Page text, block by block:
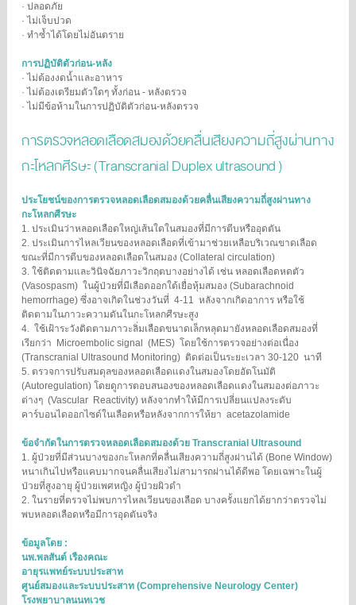
· ปลอดภัย
· ไม่เจ็บปวด
· ทำซ้ำได้โดยไม่อันตราย
การปฏิบัติตัวก่อน-หลัง
· ไม่ต้องงดน้ำและอาหาร
· ไม่ต้องเตรียมตัวใดๆ ทั้งก่อน - หลังตรวจ
· ไม่มีข้อห้ามในการปฏิบัติตัวก่อน-หลังตรวจ
การตรวจหลอดเลือดสมองด้วยคลื่นเสียงความถี่สูงผ่านทาง
กะโหลกศีรษะ ( Transcranial Duplex ultrasound )
ประโยชน์ของการตรวจหลอดเลือดสมองด้วยคลื่นเสียงความถี่สูงผ่านทาง
กะโหลกศีรษะ
1. ประเมินว่าหลอดเลือดใหญ่เส้นใดในสมองที่มีการตีบหรืออุดตัน
2. ประเมินการไหลเวียนของหลอดเลือดที่เข้ามาช่วยเหลือบริเวณขาดเลือด
ขณะที่มีการตีบของหลอดเลือดในสมอง (Collateral circulation)
3. ใช้ติดตามและวินิจฉัยภาวะวิกฤตบางอย่างได้ เช่น หลอดเลือดหดตัว
(Vasospasm) ในผู้ป่วยที่มีเลือดออกใต้เยื่อหุ้มสมอง (Subarachnoid
hemorrhage) ซึ่งอาจเกิดในช่วงวันที่ 4-11 หลังจากเกิดอาการ หรือใช้
ติดตามในภาวะความดันในกะโหลกศีรษะสูง
4. ใช้เฝ้าระวังติดตามภาวะลิ่มเลือดขนาดเล็กหลุดมายังหลอดเลือดสมองที่
เรียกว่า Microembolic signal (MES) โดยใช้การตรวจอย่างต่อเนื่อง
(Transcranial Ultrasound Monitoring) ติดต่อเป็นระยะเวลา 30-120 นาที
5. ตรวจการปรับสมดุลของหลอดเลือดแดงในสมองโดยอัตโนมัติ
(Autoregulation) โดยดูการตอบสนองของหลอดเลือดแดงในสมองต่อภาวะ
ต่างๆ (Vascular Reactivity) หลังจากทําให้มีการเปลี่ยนแปลงระดับ
คาร์บอนไดออกไซด์ในเลือดหรือหลังจากการให้ยา acetazolamide
ข้อจํากัดในการตรวจหลอดเลือดสมองด้วย Transcranial Ultrasound
1. ผู้ป่วยที่มีส่วนบางของกะโหลกที่คลื่นเสียงความถี่สูงผ่านได้ (Bone Window)
หนาเกินไปหรือแคบมากจนคลื่นเสียงไม่สามารถผ่านได้ดีพอ โดยเฉพาะในผู้
ป่วยที่สูงอายุ ผู้ป่วยเพศหญิง ผู้ป่วยผิวดํา
2. ในรายที่ตรวจไม่พบการไหลเวียนของเลือด บางครั้งแยกได้ยากว่าตรวจไม่
พบหลอดเลือดหรือมีการอุดตันจริง
ข้อมูลโดย :
นพ.พลสันต์ เรืองคณะ
อายุรแพทย์ระบบประสาท
ศูนย์สมองและระบบประสาท (Comprehensive Neurology Center)
โรงพยาบาลนนทเวช